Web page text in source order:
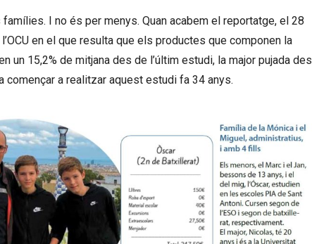
I no és per menys. Quan acabem el reportatge, el 28
en el que resulta que els productes que componen la
un 15,2% de mitjana des de l’últim estudi, la major pujada des
començar a realitzar aquest estudi fa 34 anys.